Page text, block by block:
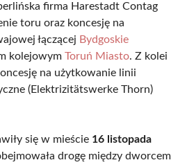
firma Harestadt Contag
toru oraz koncesję na
łączącej Bydgoskie
kolejowym Toruń Miasto. Z kolei
na użytkowanie linii
(Elektrizitätswerke Thorn)
się w mieście 16 listopada
drogę między dworcem